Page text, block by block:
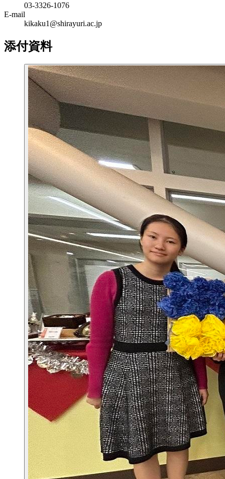
03-3326-1076
E-mail
kikaku1@shirayuri.ac.jp
添付資料